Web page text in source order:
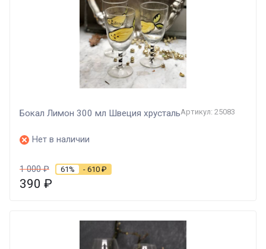
Бокал Лимон 300 мл Швеция хрустальАртикул: 25083
Нет в наличии
1 000₽ 61% - 610 ₽
390 ₽